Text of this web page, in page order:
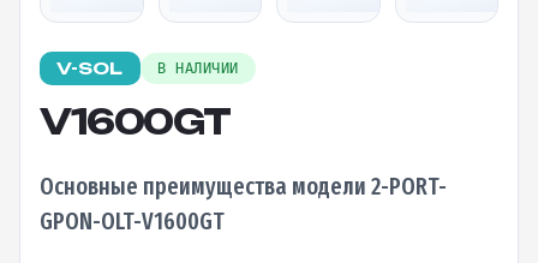
V-SOL В НАЛИЧИИ
V1600GT
Основные преимущества модели 2-PORT-
GPON-OLT-V1600GT